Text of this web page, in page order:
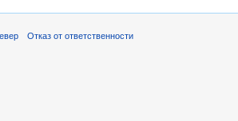
Отказ от ответственности